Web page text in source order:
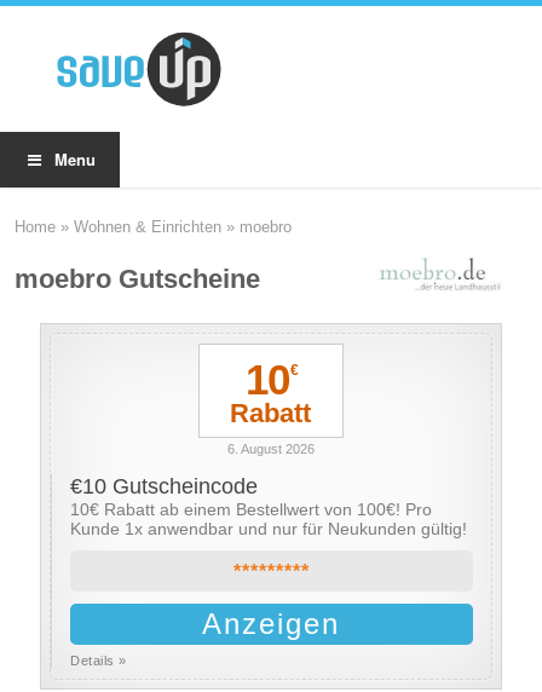
Menu
Home »Wohnen & Einrichten » moebro
moebro Gutscheine
10€
Rabatt
6. August 2026
€10 Gutscheincode
10€ Rabatt ab einem Bestellwert von 100€! Pro
Kunde 1x anwendbar und nur für Neukunden gültig!
*********
Anzeigen
Details »